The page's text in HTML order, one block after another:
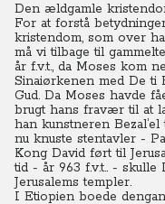
Den ældgamle
For at forstå
kristendom, som over
må vi tilbage til
år f.v.t., da Moses kom
Sinaiørkenen med De ti
Gud. Da Moses havde
brugt hans fravær til at
han kunstneren
nu knuste stentavler -
Kong David ført til
tid - år 963 f.v.t.. -
Jerusalems templer.
I Etiopien boede